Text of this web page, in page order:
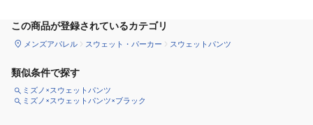
この商品が登録されているカテゴリ
メンズアパレル スウェット・パーカー スウェットパンツ
類似条件で探す
ミズノ×スウェットパンツ
ミズノ×スウェットパンツ×ブラック